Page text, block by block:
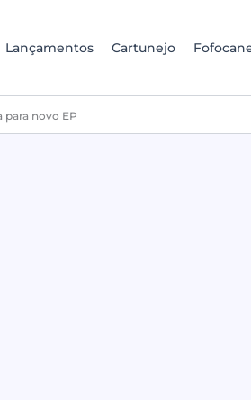
Lançamentos Cartunejo
novo EP